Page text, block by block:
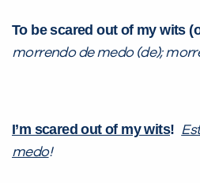
To be scared out of my wits
morrendo de medo (de);
I’m scared out of my wits!
medo!